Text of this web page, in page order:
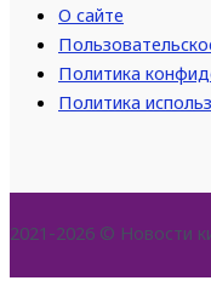
О сайте
Политика
Политика
2021-2026 © Новости